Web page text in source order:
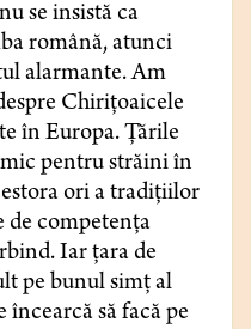
se insistă ca
română, atunci
alarmante. Am
Chirițoaicele
în Europa. Țările
pentru străini în
ori a tradițiilor
de competența
Iar țara de
pe bunul simț al
să facă pe